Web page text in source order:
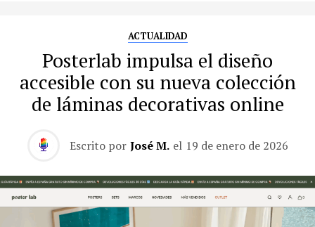
ACTUALIDAD
Posterlab impulsa el diseño
accesible con su nueva colección
de láminas decorativas online
Escrito por José M. el 19 de enero de 2026